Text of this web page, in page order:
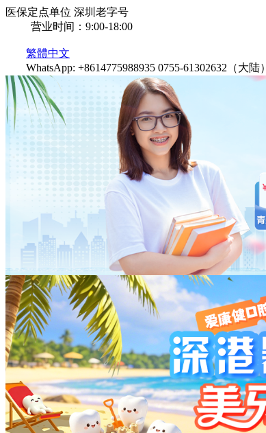
医保定点单位 深圳老字号
营业时间：9:00-18:00
繁體中文
WhatsApp: +8614775988935 0755-61302632（大陆）